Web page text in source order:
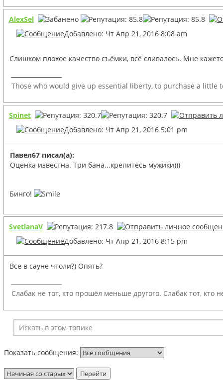
AlexSel
Добавлено: Чт Апр 21, 2016 8:08 am
Слишком плохое качество съёмки, всё сливалось. Мне
Those who would give up essential liberty, to purchase a
Spinet
Добавлено: Чт Апр 21, 2016 5:01 pm
Павел67 писал(а):
Оценка известна. Три бана...крепитесь мужики)))
Бинго!
SvetlanaV
Добавлено: Чт Апр 21, 2016 8:15 pm
Все в сауне чтоли?) Опять?
Слабак не тот, кто прошёл меньше другого. Слабак тот, кто
Показать сообщения: